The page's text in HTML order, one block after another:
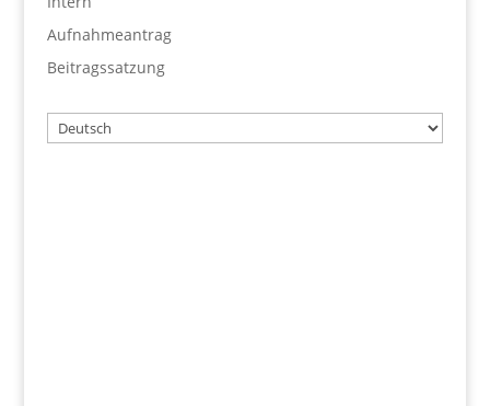
Aufnahmeantrag
Beitragssatzung
Wählen
Sie